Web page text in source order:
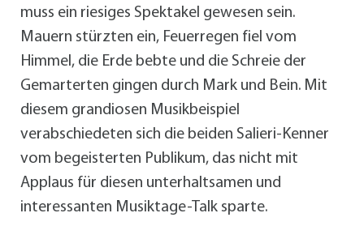
muss ein riesiges Spektakel gewesen sein.
Mauern stürzten ein, Feuerregen fiel vom
Himmel, die Erde bebte und die Schreie der
Gemarterten gingen durch Mark und Bein. Mit
diesem grandiosen Musikbeispiel
verabschiedeten sich die beiden Salieri-Kenner
vom begeisterten Publikum, das nicht mit
Applaus für diesen unterhaltsamen und
interessanten Musiktage-Talk sparte.